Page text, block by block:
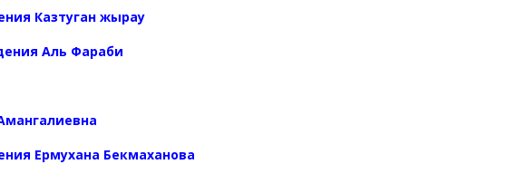
Казтуган жырау
Аль Фараби
Ермухана Бекмаханова